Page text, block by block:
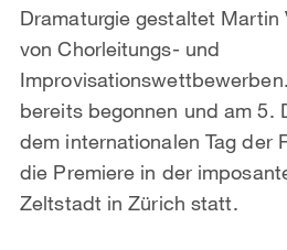
Dramaturgie gestaltet Martin
von Chorleitungs- und
bereits begonnen und am 5.
dem internationalen Tag der
die Premiere in der
Zeltstadt in Zürich statt.